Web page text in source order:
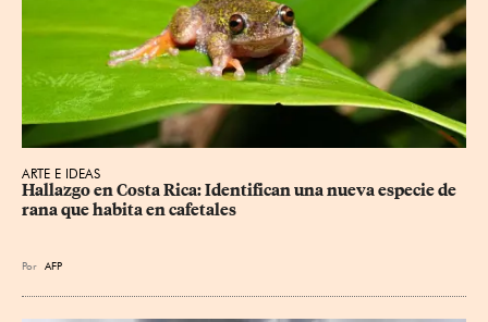
ARTE E IDEAS
Hallazgo en Costa Rica: Identifican una nueva especie de
rana que habita en cafetales
Por AFP